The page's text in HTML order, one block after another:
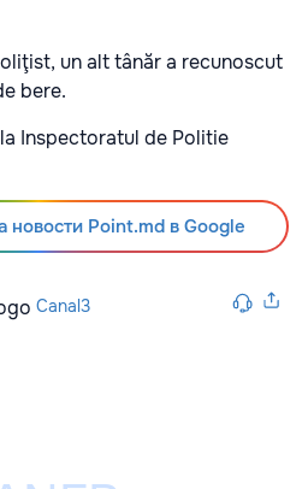
un alt tânăr a recunoscut
bere.
Inspectoratul de Politie
новости Point.md в Google
Canal3